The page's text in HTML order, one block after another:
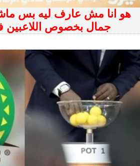
هو انا مش عارف ليه بس
جمال بخصوص اللاعبين